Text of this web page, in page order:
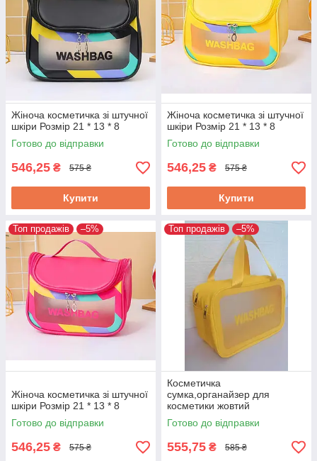
Жіноча косметичка зі штучної
шкіри Розмір 21 * 13 * 8
Готово до відправки
546,25 ₴ 575 ₴
Купити
Жіноча косметичка зі штучної
шкіри Розмір 21 * 13 * 8
Готово до відправки
546,25 ₴ 575 ₴
Купити
Топ продажів –5%
Жіноча косметичка зі штучної
шкіри Розмір 21 * 13 * 8
Готово до відправки
546,25 ₴ 575 ₴
Топ продажів –5%
Косметичка
сумка,органайзер для
косметики жовтий
Готово до відправки
555,75 ₴ 585 ₴